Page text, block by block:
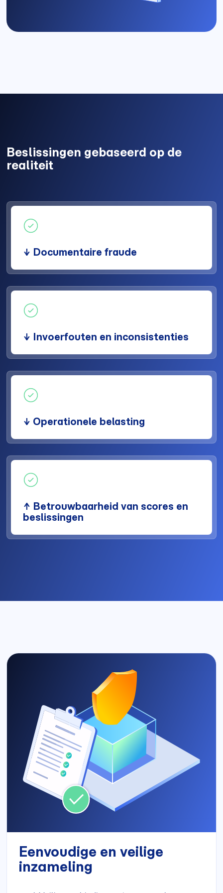
Beslissingen gebaseerd op de
realiteit
↓ Documentaire fraude
↓ Invoerfouten en inconsistenties
↓ Operationele belasting
↑ Betrouwbaarheid van scores en
beslissingen
Eenvoudige en veilige
inzameling